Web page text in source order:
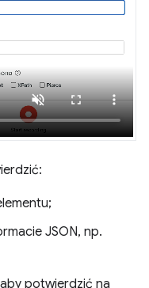
JSON, np.
potwierdzić na